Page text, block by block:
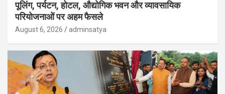
पूलिंग, पर्यटन, होटल, औद्योगिक भवन और व्यावसायिक
परियोजनाओं पर अहम फैसले
August 6, 2026 adminsatya